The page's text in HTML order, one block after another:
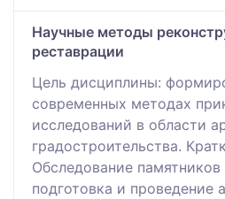
Научные методы
реставрации
Цель дисциплины:
современных методах
исследований в области
градостроительства.
Обследование
подготовка и проведение